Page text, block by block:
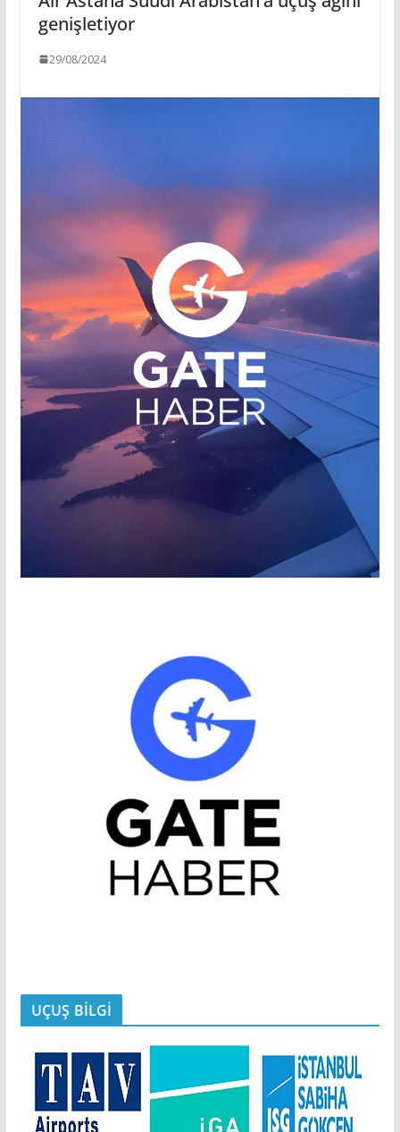
genişletiyor
29/08/2024
UÇUŞ BİLGİ